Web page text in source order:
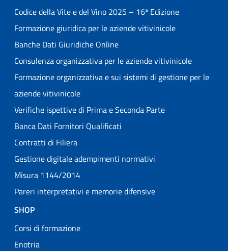
Codice della Vite e del Vino 2025 – 16ª Edizione
Formazione giuridica per le aziende vitivinicole
Banche Dati Giuridiche Online
Consulenza organizzativa per le aziende vitivinicole
Formazione organizzativa e sui sistemi di gestione per le
aziende vitivinicole
Verifiche ispettive di Prima e Seconda Parte
Banca Dati Fornitori Qualificati
Contratti di Filiera
Gestione digitale adempimenti normativi
Misura 1144/2014
Pareri interpretativi e memorie difensive
SHOP
Corsi di formazione
Enotria